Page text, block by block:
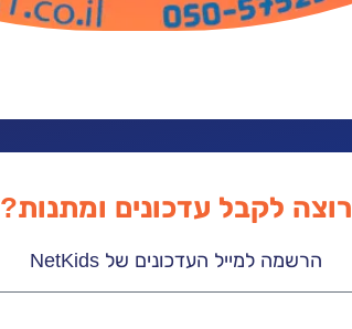
רוצה לקבל עדכונים ומתנות?
הרשמה למייל העדכונים של NetKids